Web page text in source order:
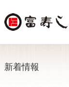
新着情報